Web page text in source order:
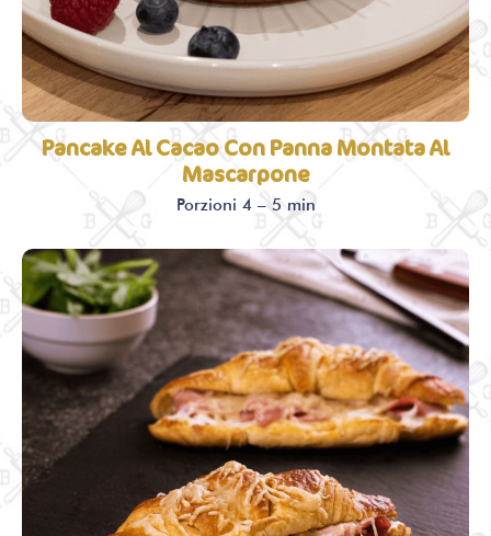
Pancake Al Cacao Con Panna Montata Al
Mascarpone
Porzioni 4 – 5 min